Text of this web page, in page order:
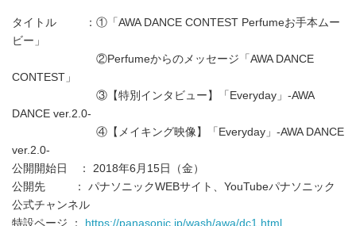
タイトル ：①「AWA DANCE CONTEST Perfumeお手本ムー
ビー」
②Perfumeからのメッセージ「AWA DANCE
CONTEST」
③【特別インタビュー】「Everyday」-AWA
DANCE ver.2.0-
④【メイキング映像】「Everyday」-AWA DANCE
ver.2.0-
公開開始日 ： 2018年6月15日（金）
公開先 ： パナソニックWEBサイト、YouTubeパナソニック
公式チャンネル
特設ページ ：
https://panasonic.jp/wash/awa/dc1.html